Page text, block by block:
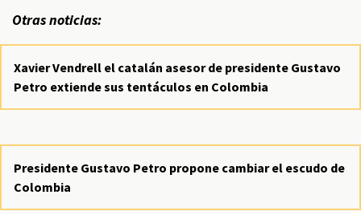
Otras noticias:
Xavier Vendrell el catalán asesor de presidente Gustavo
Petro extiende sus tentáculos en Colombia
Presidente Gustavo Petro propone cambiar el escudo de
Colombia